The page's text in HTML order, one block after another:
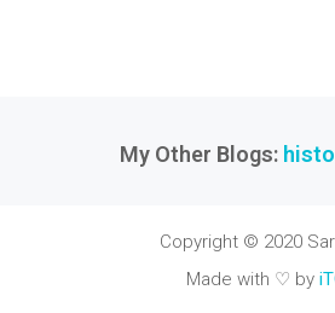
My Other Blogs:
Copyright © 2020
Made with ♡ by